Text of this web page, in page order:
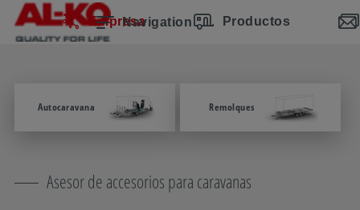
Saltar la navegación
Ir al contenido principal
Saltar a la navegación principal
Índice Navigation
Empresa Productos
Autocaravana Remolques
Asesor de accesorios para caravanas